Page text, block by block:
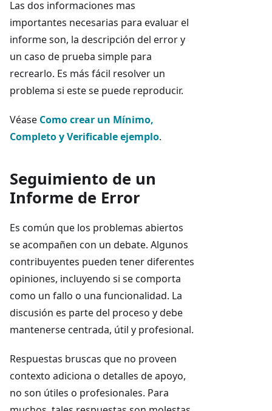
Las dos informaciones mas
importantes necesarias para evaluar el
informe son, la descripción del error y
un caso de prueba simple para
recrearlo. Es más fácil resolver un
problema si este se puede reproducir.
Véase Como crear un Mínimo,
Completo y Verificable ejemplo.
Seguimiento de un
Informe de Error
Es común que los problemas abiertos
se acompañen con un debate. Algunos
contribuyentes pueden tener diferentes
opiniones, incluyendo si se comporta
como un fallo o una funcionalidad. La
discusión es parte del proceso y debe
mantenerse centrada, útil y profesional.
Respuestas bruscas que no proveen
contexto adiciona o detalles de apoyo,
no son útiles o profesionales. Para